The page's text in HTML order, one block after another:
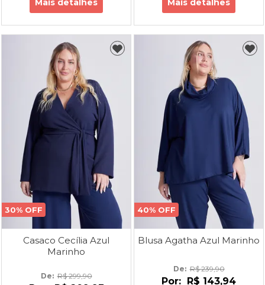
Mais detalhes Mais detalhes
30% OFF
Casaco Cecília Azul
Marinho
De: R$ 299,90
40% OFF
Blusa Agatha Azul Marinho
De: R$ 239,90
Por: R$ 143,94